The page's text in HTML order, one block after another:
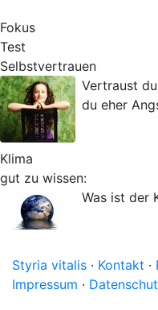
Fokus
Test
Selbstvertrauen
Vertraust
du eher
Klima
gut zu wissen:
Was ist der
Styria vitalis · Kontakt ·
Impressum ·